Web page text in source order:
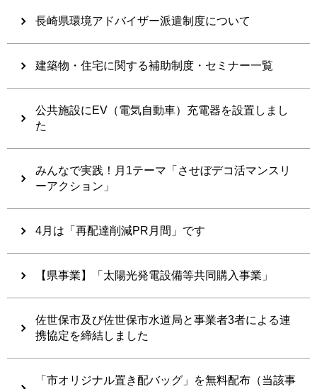
長崎県環境アドバイザー派遣制度について
建築物・住宅に関する補助制度・セミナー一覧
公共施設にEV（電気自動車）充電器を設置しまし
た
みんなで実践！月1テーマ「させぼデコ活マンスリ
ーアクション」
4月は「再配達削減PR月間」です
【県事業】「太陽光発電設備等共同購入事業」
佐世保市及び佐世保市水道局と事業者3者による連
携協定を締結しました
「市オリジナル置き配バッグ」を無料配布（当該事